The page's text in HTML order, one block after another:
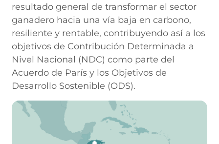
resultado general de transformar el sector
ganadero hacia una vía baja en carbono,
resiliente y rentable, contribuyendo así a los
objetivos de Contribución Determinada a
Nivel Nacional (NDC) como parte del
Acuerdo de París y los Objetivos de
Desarrollo Sostenible (ODS).